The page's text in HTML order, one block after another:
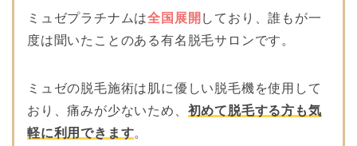
口駅前ビル202
くりはら形成外
容皮フ科
9
ささきクリニッ
ク
大阪府寝屋川市八
ミュゼプラチナムは全国展開 しており、誰もが一
度は聞いたことのある有名脱毛サロンです。
ミュゼの脱毛施術は肌に優しい脱毛機を使用して
おり、痛みが少ないため、 初めて脱毛する方も気
軽に利用できます。